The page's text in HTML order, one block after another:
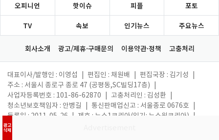
광고
삭제
오피니언 핫이슈 피플 포토
TV 속보 인기뉴스 주요뉴스
회사소개 광고/제휴·구매문의 이용약관·정책 고충처리
대표이사/발행인 : 이영섭 편집인 : 채원배 편집국장 : 김기성
주소 : 서울시 종로구 종로 47 (공평동,SC빌딩17층)
사업자등록번호 : 101-86-62870
고충처리인 : 김성환
청소년보호책임자 : 안병길
통신판매업신고 : 서울종로 0676호
등록일 : 2011. 05. 26 | 제호 : 뉴스1코리아(읽기: 뉴스원코리아) |
대표 전화 : 02-397-7000